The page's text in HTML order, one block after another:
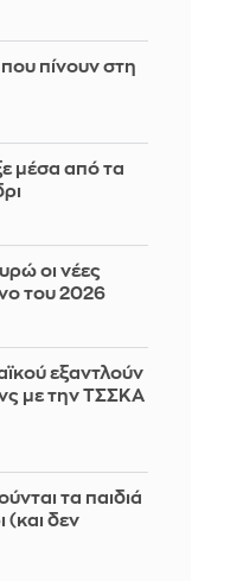
πίνουν στη
μέσα από τα
οι νέες
του 2026
εξαντλούν
με την ΤΣΣΚΑ
τα παιδιά
(και δεν